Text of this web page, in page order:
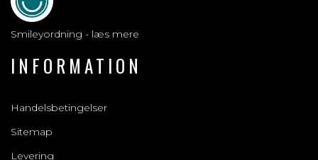
Smileyordning - læs mere
INFORMATION
Handelsbetingelser
Sitemap
Levering